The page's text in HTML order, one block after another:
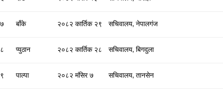
७ बाँके २०८२ कार्तिक २९ सचिवालय, नेपालगंज
८ प्युठान २०८२ कार्तिक २८ सचिवालय, बिगदुला
९ पाल्पा २०८२ मंसिर ७ सचिवालय, तानसेन